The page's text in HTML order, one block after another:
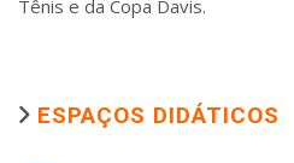
Tênis e da Copa Davis.
ESPAÇOS DIDÁTICOS